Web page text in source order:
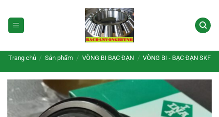
qua
nội
Trang chủ / Sản phẩm / VÒNG BI BẠC ĐẠN / VÒNG BI - BẠC ĐẠN SKF